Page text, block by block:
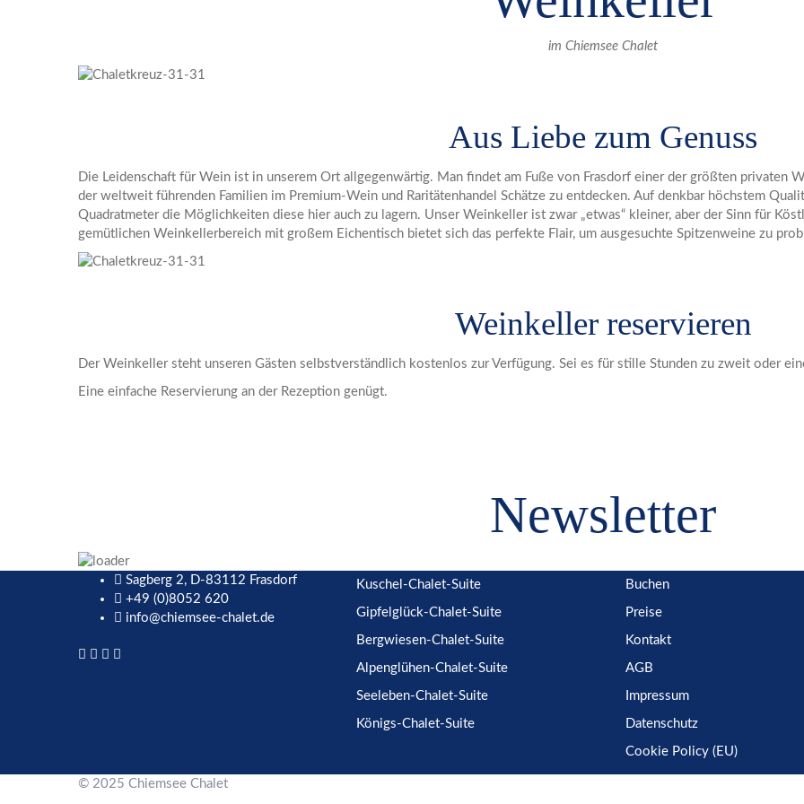
im Chiemsee Chalet
Aus Liebe zum Genuss
Die Leidenschaft für Wein ist in unserem Ort allgegenwärtig. Man findet am Fuße von Frasdorf einer der größten privaten
der weltweit führenden Familien im Premium-Wein und Raritätenhandel Schätze zu entdecken. Auf denkbar höchstem
Quadratmeter die Möglichkeiten diese hier auch zu lagern. Unser Weinkeller ist zwar „etwas“ kleiner, aber der Sinn für
gemütlichen Weinkellerbereich mit großem Eichentisch bietet sich das perfekte Flair, um ausgesuchte Spitzenweine zu
Weinkeller reservieren
Der Weinkeller steht unseren Gästen selbstverständlich kostenlos zur Verfügung. Sei es für stille Stunden zu zweit oder
Eine einfache Reservierung an der Rezeption genügt.
Newsletter
Sagberg 2, D-83112 Frasdorf
+49 (0)8052 620
info@chiemsee-chalet.de
Kuschel-Chalet-Suite
Gipfelglück-Chalet-Suite
Bergwiesen-Chalet-Suite
Alpenglühen-Chalet-Suite
Seeleben-Chalet-Suite
Königs-Chalet-Suite
Buchen
Preise
Kontakt
AGB
Impressum
Datenschutz
Cookie Policy (EU)
© 2025 Chiemsee Chalet